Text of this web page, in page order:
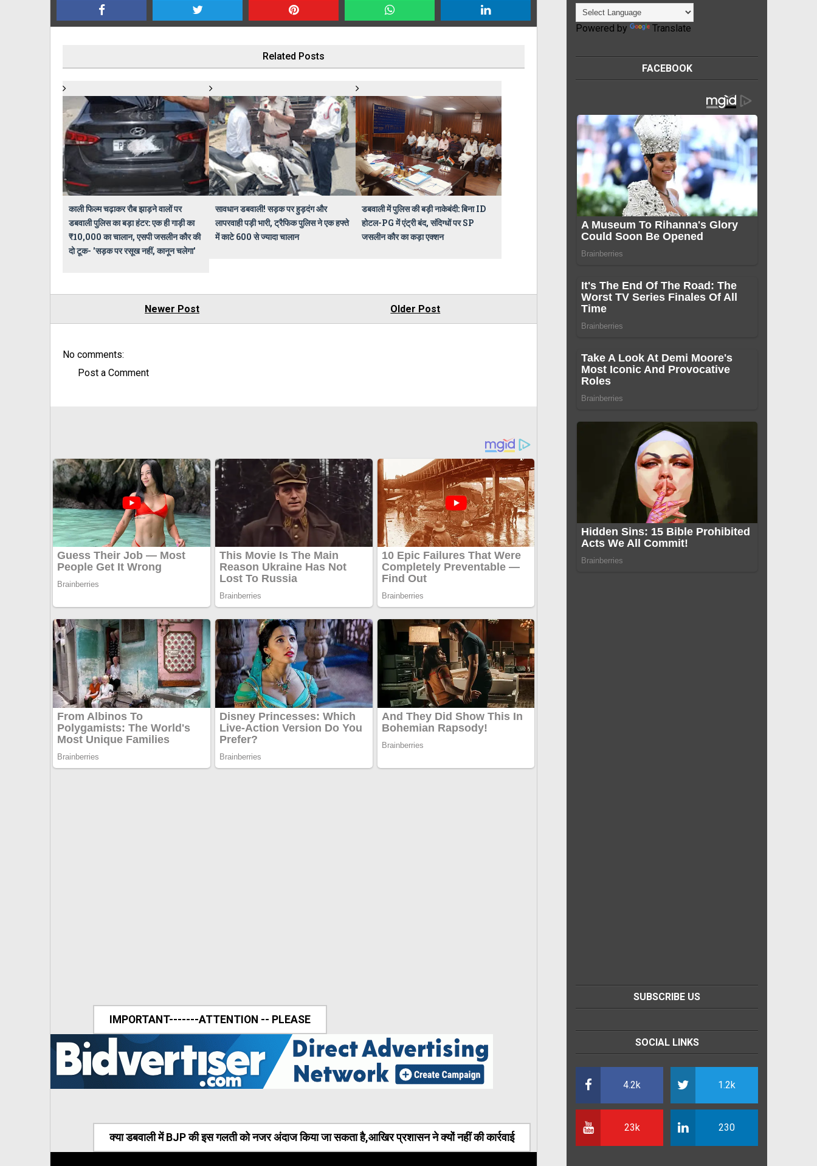
Related Posts
काली फिल्म चढ़ाकर रौब झाड़ने वालों पर
डबवाली पुलिस का बड़ा हंटर: एक ही गाड़ी का
₹10,000 का चालान, एसपी जसलीन कौर की
दो टूक- 'सड़क पर रसूख नहीं, कानून चलेगा'
सावधान डबवाली! सड़क पर हुड़दंग और
लापरवाही पड़ी भारी, ट्रैफिक पुलिस ने एक हफ्ते
में काटे 600 से ज्यादा चालान
डबवाली में पुलिस की बड़ी नाकेबंदी: बिना ID
होटल-PG में एंट्री बंद, संदिग्धों पर SP
जसलीन कौर का कड़ा एक्शन
Newer Post Older Post
No comments:
Post a Comment
IMPORTANT-------ATTENTION -- PLEASE
क्या डबवाली में BJP की इस गलती को नजर अंदाज किया जा सकता है,आखिर प्रशासन ने क्यों नहीं की कार्रवाई
Powered by Translate
FACEBOOK
SUBSCRIBE US
SOCIAL LINKS
4.2k 1.2k
23k 230